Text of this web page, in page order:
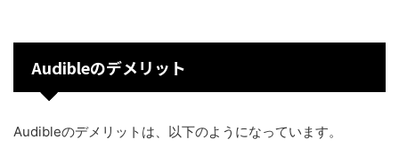
Audibleのデメリット
Audibleのデメリットは、以下のようになっています。